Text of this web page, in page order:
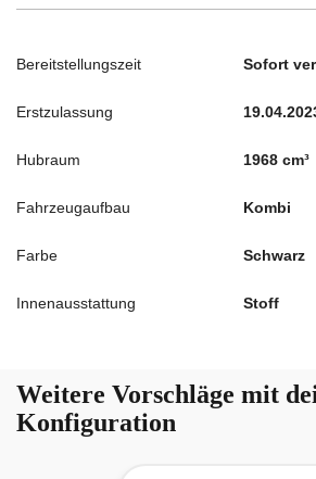
Bereitstellungszeit Sofort
Erstzulassung
Hubraum 1968 cm³
Fahrzeugaufbau Kombi
Farbe Schwarz
Innenausstattung Stoff
Weitere Vorschläge mit
Konfiguration